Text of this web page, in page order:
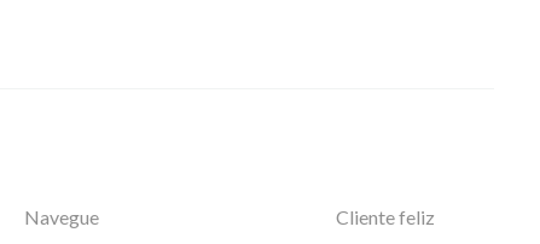
Navegue Cliente feliz